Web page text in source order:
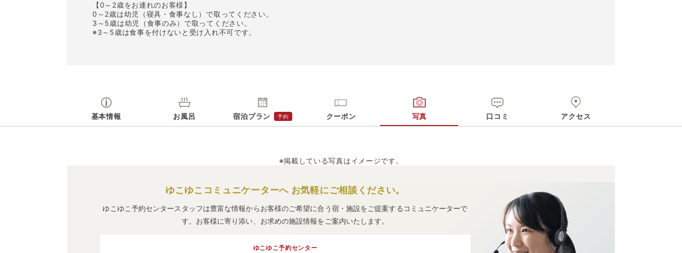
【0～2歳をお連れのお客様】
0～2歳は幼児（寝具・食事なし）で取ってください。
3～5歳は幼児（食事のみ）で取ってください。
※3～5歳は食事を付けないと受け入れ不可です。
基本情報 お風呂 宿泊プラン 予約 クーポン 写真 口コミ アクセス
※掲載している写真はイメージです。
ゆこゆこコミュニケーターへ お気軽にご相談ください。
ゆこゆこ予約センタースタッフは豊富な情報からお客様のご希望に合う宿・施設をご提案するコミュニケーターで
す。お客様に寄り添い、お求めの施設情報をご案内いたします。
ゆこゆこ予約センター